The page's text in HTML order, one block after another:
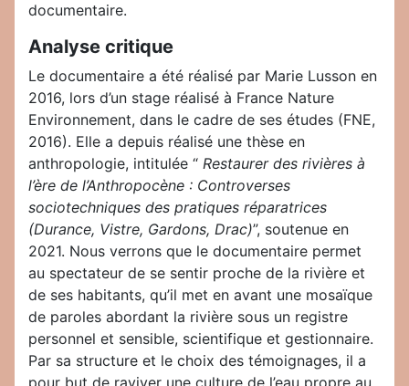
documentaire.
Analyse critique
Le documentaire a été réalisé par Marie Lusson en
2016, lors d’un stage réalisé à France Nature
Environnement, dans le cadre de ses études (FNE,
2016). Elle a depuis réalisé une thèse en
anthropologie, intitulée “ Restaurer des rivières à
l’ère de l’Anthropocène : Controverses
sociotechniques des pratiques réparatrices
(Durance, Vistre, Gardons, Drac)”, soutenue en
2021. Nous verrons que le documentaire permet
au spectateur de se sentir proche de la rivière et
de ses habitants, qu’il met en avant une mosaïque
de paroles abordant la rivière sous un registre
personnel et sensible, scientifique et gestionnaire.
Par sa structure et le choix des témoignages, il a